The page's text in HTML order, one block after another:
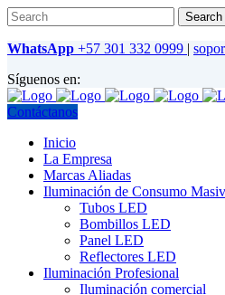
WhatsApp +57 301 332 0999 |
Síguenos en:
Contáctanos
Inicio
La Empresa
Marcas Aliadas
Iluminación de Consumo
Tubos LED
Bombillos LED
Panel LED
Reflectores LED
Iluminación Profesional
Iluminación comercial